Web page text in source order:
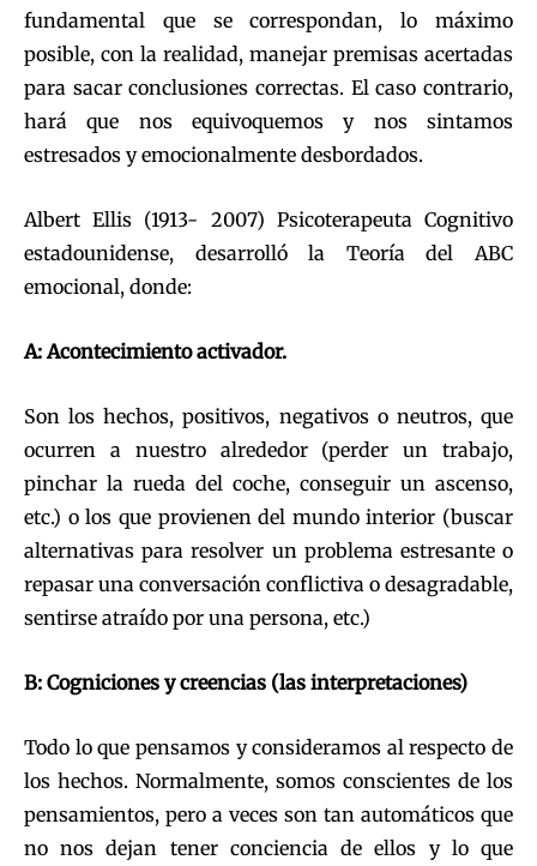
fundamental que se correspondan, lo máximo
posible, con la realidad, manejar premisas acertadas
para sacar conclusiones correctas. El caso contrario,
hará que nos equivoquemos y nos sintamos
estresados y emocionalmente desbordados.
Albert Ellis (1913- 2007) Psicoterapeuta Cognitivo
estadounidense, desarrolló la Teoría del ABC
emocional, donde:
A: Acontecimiento activador.
Son los hechos, positivos, negativos o neutros, que
ocurren a nuestro alrededor (perder un trabajo,
pinchar la rueda del coche, conseguir un ascenso,
etc.) o los que provienen del mundo interior (buscar
alternativas para resolver un problema estresante o
repasar una conversación conflictiva o desagradable,
sentirse atraído por una persona, etc.)
B: Cogniciones y creencias (las interpretaciones)
Todo lo que pensamos y consideramos al respecto de
los hechos. Normalmente, somos conscientes de los
pensamientos, pero a veces son tan automáticos que
no nos dejan tener conciencia de ellos y lo que